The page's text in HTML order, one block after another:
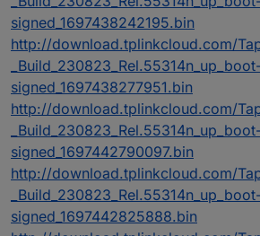
signed_1697438242195.bin
http://download.tplinkcloud.com/
_Build_230823_Rel.55314n_up_boot-
signed_1697438277951.bin
http://download.tplinkcloud.com/
_Build_230823_Rel.55314n_up_boot-
signed_1697442790097.bin
http://download.tplinkcloud.com/
_Build_230823_Rel.55314n_up_boot-
signed_1697442825888.bin